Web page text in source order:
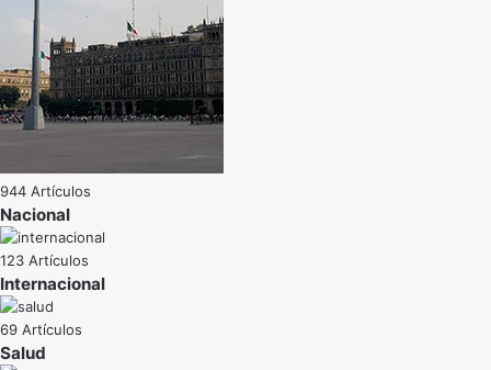
944 Artículos
Nacional
123 Artículos
Internacional
69 Artículos
Salud